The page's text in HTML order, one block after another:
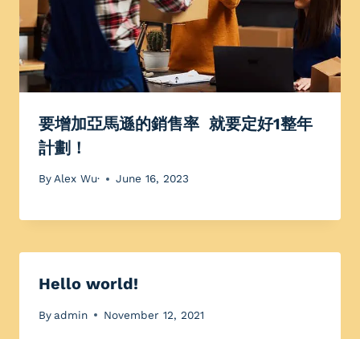
要增加亞馬遜的銷售率 就要定好1整年
計劃！
ByAlex Wu· June 16, 2023
Hello world!
Byadmin November 12, 2021